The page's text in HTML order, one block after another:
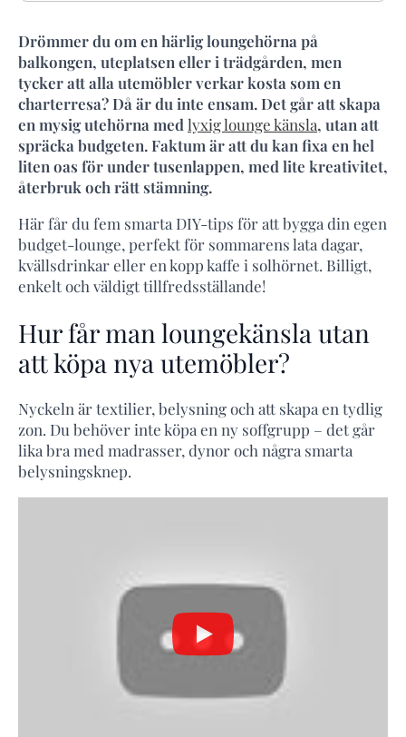
Drömmer du om en härlig loungehörna på
balkongen, uteplatsen eller i trädgården, men
tycker att alla utemöbler verkar kosta som en
charterresa? Då är du inte ensam. Det går att skapa
en mysig utehörna med lyxig lounge känsla, utan att
spräcka budgeten. Faktum är att du kan fixa en hel
liten oas för under tusenlappen, med lite kreativitet,
återbruk och rätt stämning.
Här får du fem smarta DIY-tips för att bygga din egen
budget-lounge, perfekt för sommarens lata dagar,
kvällsdrinkar eller en kopp kaffe i solhörnet. Billigt,
enkelt och väldigt tillfredsställande!
Hur får man loungekänsla utan
att köpa nya utemöbler?
Nyckeln är textilier, belysning och att skapa en tydlig
zon. Du behöver inte köpa en ny soffgrupp – det går
lika bra med madrasser, dynor och några smarta
belysningsknep.